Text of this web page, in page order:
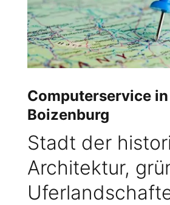
Computerservice in
Boizenburg
Stadt der
Architektur,